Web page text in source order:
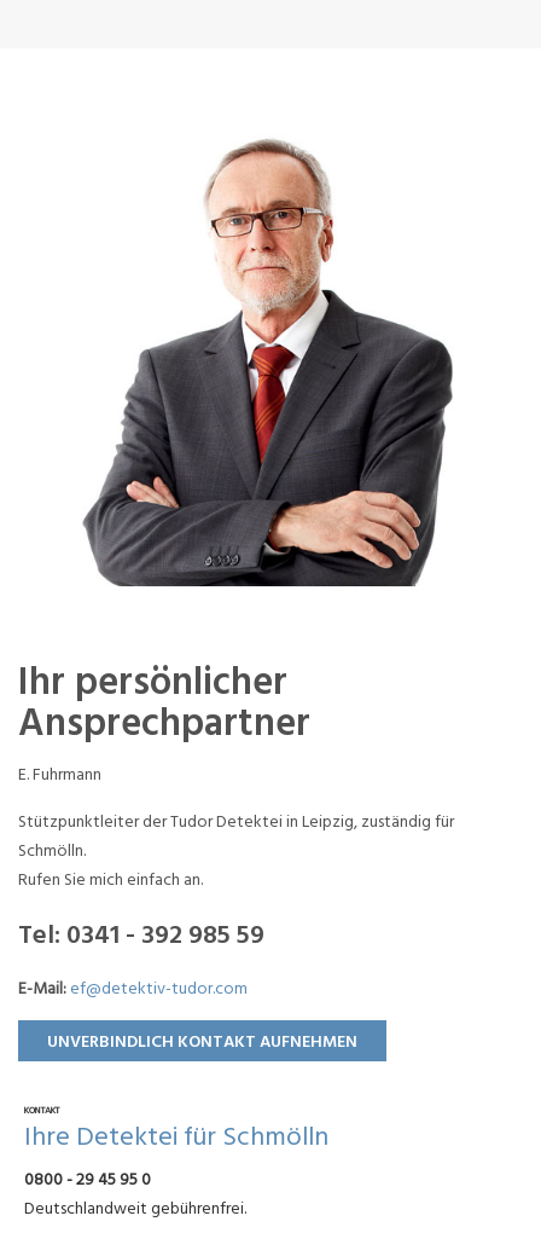
Ihr persönlicher
Ansprechpartner
E. Fuhrmann
Stützpunktleiter der Tudor Detektei in Leipzig, zuständig für
Schmölln.
Rufen Sie mich einfach an.
Tel: 0341 - 392 985 59
E-Mail:ef@detektiv-tudor.com
UNVERBINDLICH KONTAKT AUFNEHMEN
KONTAKT
Ihre Detektei für Schmölln
0800 - 29 45 95 0
Deutschlandweit gebührenfrei.